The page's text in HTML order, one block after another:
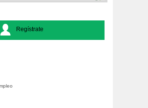
Regístrate